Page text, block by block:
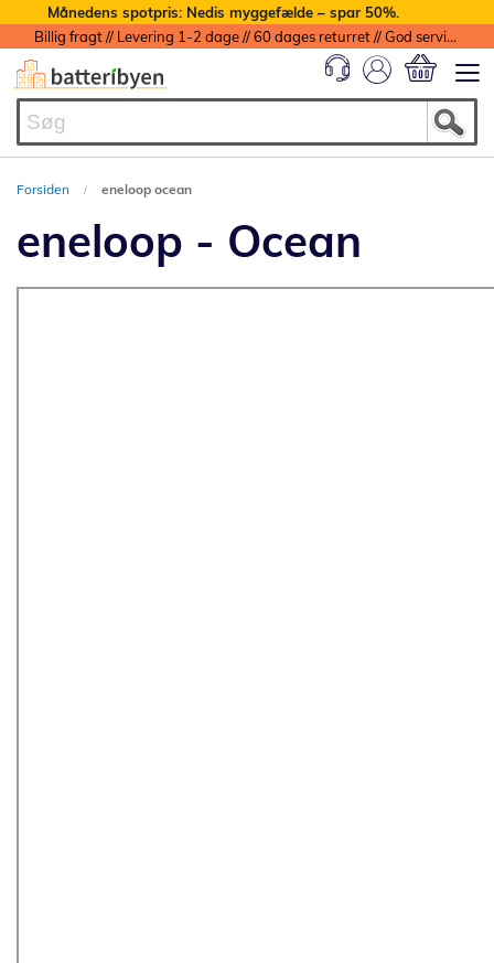
Månedens spotpris: Nedis myggefælde – spar 50%.
Billig fragt // Levering 1-2 dage // 60 dages returret // God service med garanti
Forsiden eneloop ocean
eneloop - Ocean